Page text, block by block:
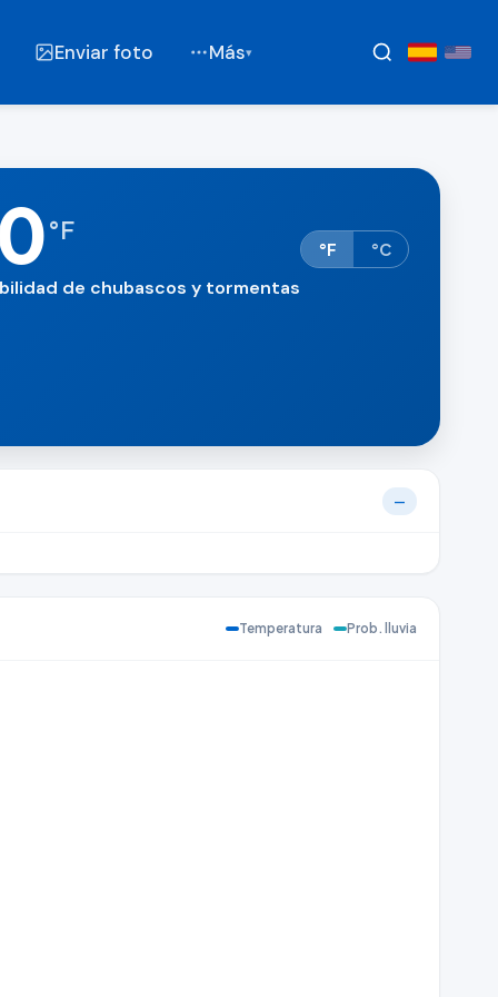
Enviar foto Más▾
°F
de chubascos y tormentas
°F °C
—
Temperatura Prob. lluvia